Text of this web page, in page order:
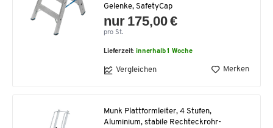
Gelenke, SafetyCap
nur 175,00 €
pro St.
Lieferzeit:innerhalb 1 Woche
Vergleichen Merken
Munk Plattformleiter, 4 Stufen,
Aluminium, stabile Rechteckrohr-